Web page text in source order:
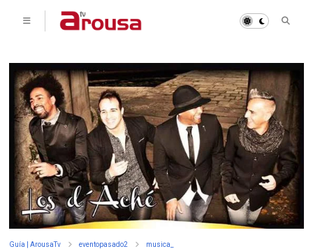
Guía | ArousaTv eventopasado2 musica_